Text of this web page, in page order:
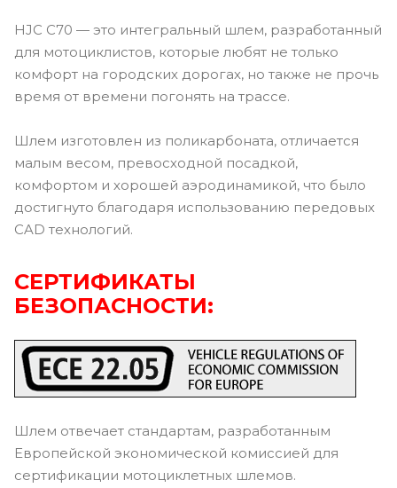
HJC C70 — это интегральный шлем, разработанный
для мотоциклистов, которые любят не только
комфорт на городских дорогах, но также не прочь
время от времени погонять на трассе.
Шлем изготовлен из поликарбоната, отличается
малым весом, превосходной посадкой,
комфортом и хорошей аэродинамикой, что было
достигнуто благодаря использованию передовых
CAD технологий.
СЕРТИФИКАТЫ
БЕЗОПАСНОСТИ:
Шлем отвечает стандартам, разработанным
Европейской экономической комиссией для
сертификации мотоциклетных шлемов.